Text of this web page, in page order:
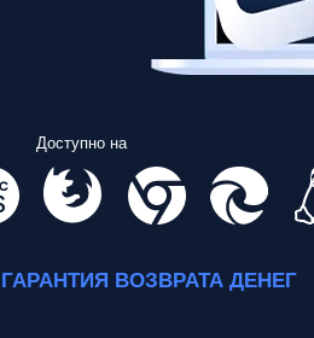
Доступно на
ВОЗВРАТА ДЕНЕГ